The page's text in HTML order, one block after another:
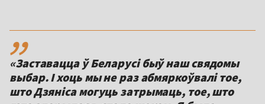
,,
«Заставацца ў Беларусі быў наш свядомы
выбар. І хоць мы не раз абмяркоўвалі тое,
што Дзяніса могуць затрымаць, тое, што